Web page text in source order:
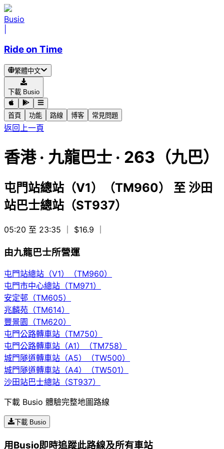
Busio
Ride on Time
繁體中文
下載 Busio
首頁 功能 路線 博客 常見問題
返回上一頁
香港· 九龍巴士 · 263（九巴）
屯門站總站（V1）（TM960） 至 沙田
站巴士總站（ST937）
05:20 至 23:35 ｜ $16.9
由九龍巴士所營運
屯門站總站（V1）（TM960）
屯門市中心總站（TM971）
安定邨（TM605）
兆麟苑（TM614）
豐景園（TM620）
屯門公路轉車站（TM750）
屯門公路轉車站（A1）（TM758）
城門隧道轉車站（A5）（TW500）
城門隧道轉車站（A4）（TW501）
沙田站巴士總站（ST937）
下載 Busio 體驗完整地圖路線
下載 Busio
用Busio即時追蹤此路線及所有車站